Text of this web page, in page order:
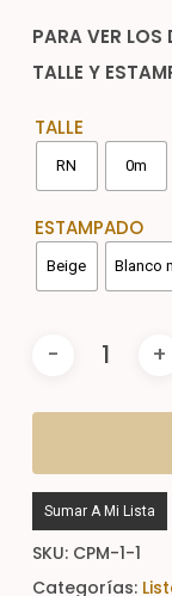
PARA VER LOS
TALLE Y
TALLE
RN 0m
ESTAMPADO
Beige Blanco
Sumar A Mi Lista
SKU: CPM-1-1
Categorías: